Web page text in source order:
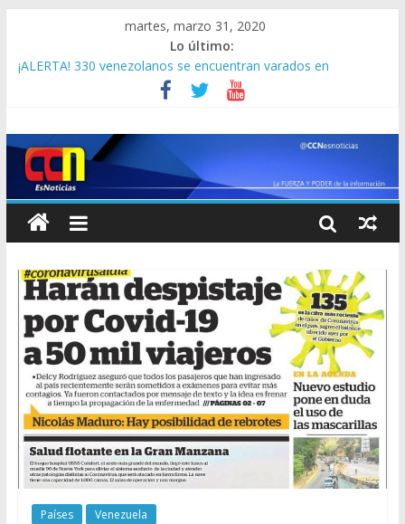
martes, marzo 31, 2020
Lo último:
¡ALERTA! 330 venezolanos se encuentran varados en
Colombia tras cierre de fronteras por el covid-19
Ni el cantante uruguayo Jorge Drexler se salvó del coronavirus
contagiados se disparan a 163 mil
Principales portadas dela prensa de Venezuela hoy #31Mar
Maduro critica a taxista que murió por coronavirus en
Antímano: “Llegó tarde, quién sabe a cuánta gente contagió” (
+video)
Países Venezuela